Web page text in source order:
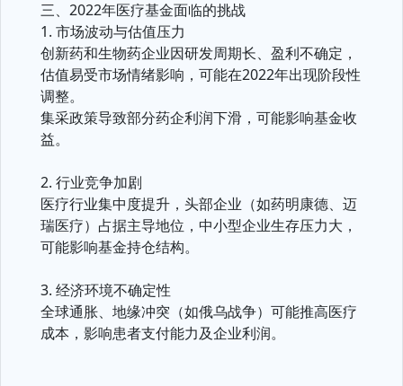
三、2022年医疗基金面临的挑战
1. 市场波动与估值压力
创新药和生物药企业因研发周期长、盈利不确定，
估值易受市场情绪影响，可能在2022年出现阶段性
调整。
集采政策导致部分药企利润下滑，可能影响基金收
益。
2. 行业竞争加剧
医疗行业集中度提升，头部企业（如药明康德、迈
瑞医疗）占据主导地位，中小型企业生存压力大，
可能影响基金持仓结构。
3. 经济环境不确定性
全球通胀、地缘冲突（如俄乌战争）可能推高医疗
成本，影响患者支付能力及企业利润。